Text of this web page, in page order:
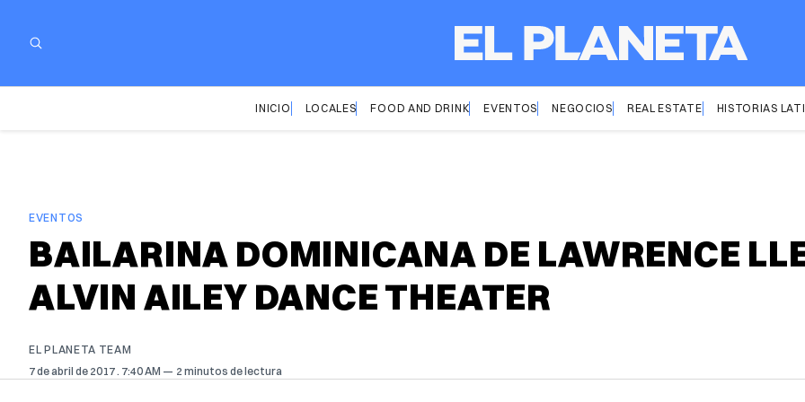
INICIO LOCALES FOOD AND DRINK EVENTOS NEGOCIOS REAL ESTATE HISTORIAS
EVENTOS
BAILARINA DOMINICANA DE LAWRENCE
ALVIN AILEY DANCE THEATER
EL PLANETA TEAM
7 de abril de 2017 . 7:40 AM 2 minutos de lectura